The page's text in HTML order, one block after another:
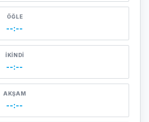
ÖĞLE
--:--
İKINDI
--:--
AKŞAM
--:--